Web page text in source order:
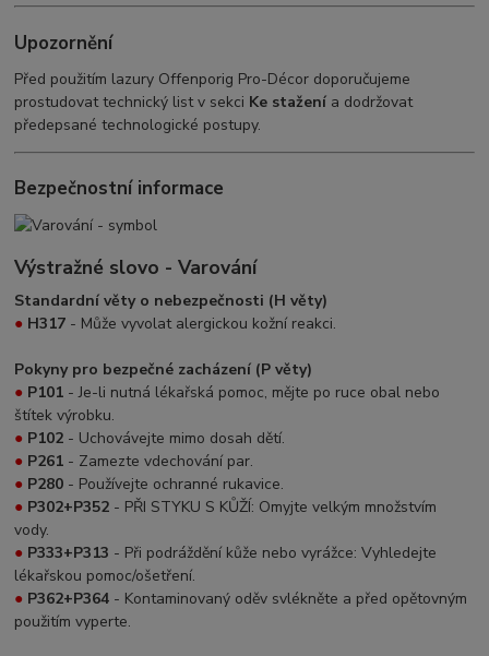
Upozornění
Před použitím lazury Offenporig Pro-Décor doporučujeme
prostudovat technický list v sekci Ke stažení a dodržovat
předepsané technologické postupy.
Bezpečnostní informace
Výstražné slovo - Varování
Standardní věty o nebezpečnosti (H věty)
● H317 - Může vyvolat alergickou kožní reakci.
Pokyny pro bezpečné zacházení (P věty)
● P101 - Je-li nutná lékařská pomoc, mějte po ruce obal nebo
štítek výrobku.
● P102 - Uchovávejte mimo dosah dětí.
● P261 - Zamezte vdechování par.
● P280 - Používejte ochranné rukavice.
● P302+P352 - PŘI STYKU S KŮŽÍ: Omyjte velkým množstvím
vody.
● P333+P313 - Při podráždění kůže nebo vyrážce: Vyhledejte
lékařskou pomoc/ošetření.
● P362+P364 - Kontaminovaný oděv svlékněte a před opětovným
použitím vyperte.